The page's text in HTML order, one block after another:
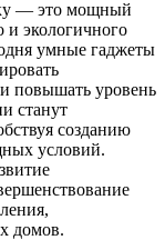
— это мощный
экологичного
умные гаджеты
повышать уровень
станут
созданию
условий.
домов.